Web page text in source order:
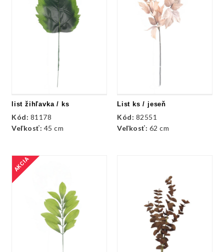
list žihľavka / ks
Kód: 81178
Veľkosť: 45 cm
List ks / jeseň
Kód: 82551
Veľkosť: 62 cm
AKCIA